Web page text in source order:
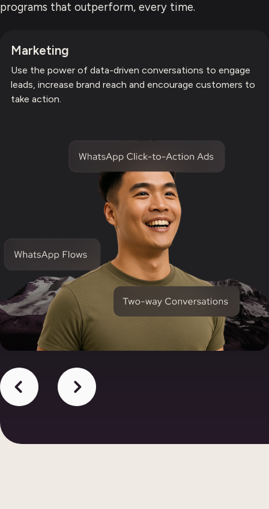
programs that outperform, every time.
Marketing
Use the power of data-driven conversations to engage
leads, increase brand reach and encourage customers to
take action.